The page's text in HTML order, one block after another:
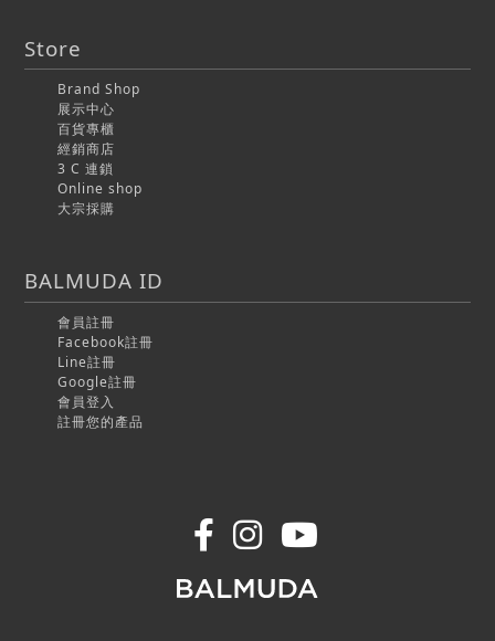
Store
Brand Shop
展示中心
百貨專櫃
經銷商店
3 C 連鎖
Online shop
大宗採購
BALMUDA ID
會員註冊
Facebook註冊
Line註冊
Google註冊
會員登入
註冊您的產品